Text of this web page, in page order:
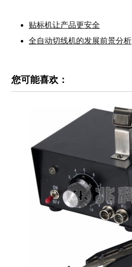
贴标机让产品更安全
全自动切线机的发展前景分析
您可能喜欢：